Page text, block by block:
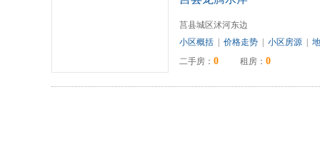
莒县城区沭河东边
小区概括
价格走势 小区房源
二手房： 0 租房： 0